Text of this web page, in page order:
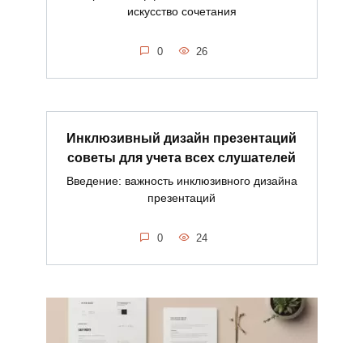
искусство сочетания
0 26
Инклюзивный дизайн презентаций
советы для учета всех слушателей
Введение: важность инклюзивного дизайна
презентаций
0 24